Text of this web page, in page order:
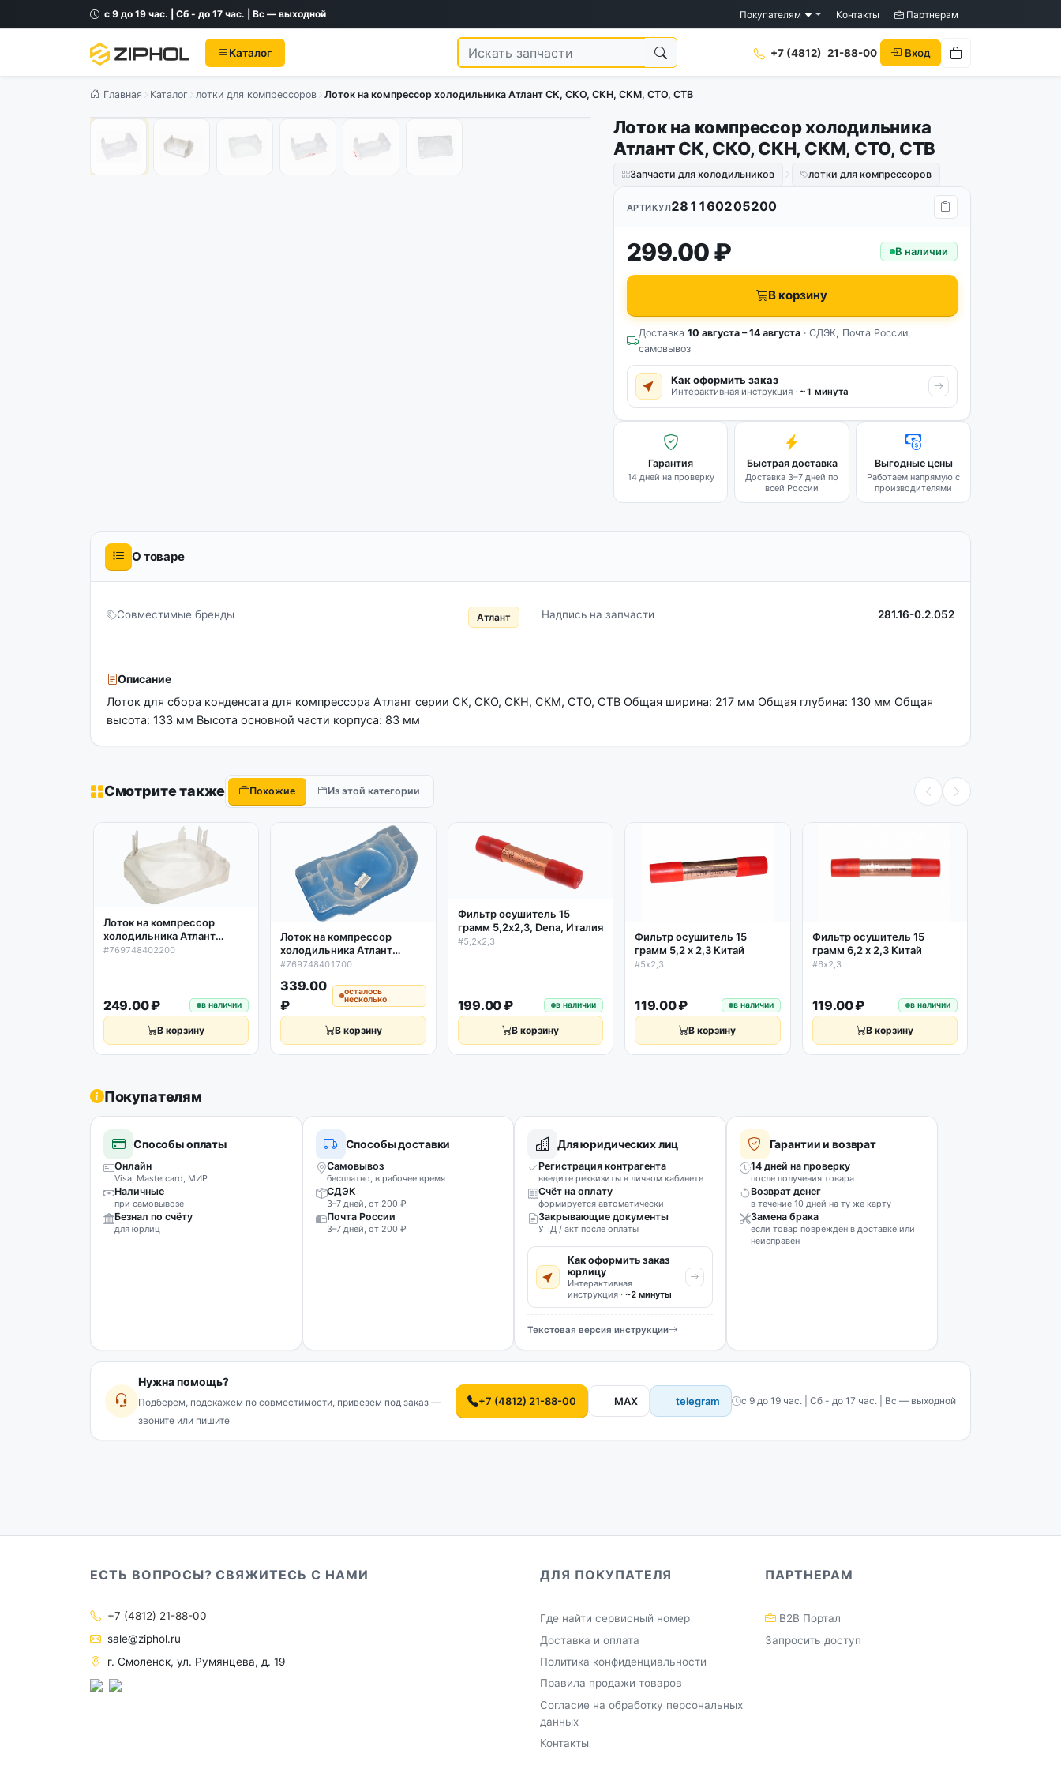
с 9 до 19 час. | Сб - до 17 час. | Вс — выходной Покупателям Контакты Партнерам
Каталог +7 (4812) 21-88-00 Вход
Главная Каталог лотки для компрессоров Лоток на компрессор холодильника Атлант СК, СКО, СКН, СКМ, СТО, CTB
Лоток на компрессор холодильника
Атлант СК, СКО, СКН, СКМ, СТО, CTB
Запчасти для холодильников лотки для компрессоров
АРТИКУЛ281160205200
299.00 ₽ В наличии
В корзину
Доставка 10 августа – 14 августа· СДЭК, Почта России,
самовывоз
Как оформить заказ
Интерактивная инструкция · ~1 минута
Гарантия
14 дней на проверку
Быстрая доставка
Доставка 3–7 дней по
всей России
Выгодные цены
Работаем напрямую с
производителями
О товаре
Совместимые бренды Атлант Надпись на запчасти 281.16-0.2.052
Описание
Лоток для сбора конденсата для компрессора Атлант серии СК, СКО, СКН, СКМ, СТО, CTB Общая ширина: 217 мм Общая глубина: 130 мм Общая
высота: 133 мм Высота основной части корпуса: 83 мм
Смотрите также Похожие Из этой категории
Лоток на компрессор
холодильника Атлант
769748402200
#769748402200
249.00 ₽ в наличии
В корзину
Лоток на компрессор
холодильника Атлант
769748401700 (стар. арт.
#769748401700
339.00
₽
осталось
несколько
В корзину
Фильтр осушитель 15
грамм 5,2х2,3, Dena, Италия
#5,2х2,3
199.00 ₽ в наличии
В корзину
Фильтр осушитель 15
грамм 5,2 х 2,3 Китай
#5х2,3
119.00 ₽ в наличии
В корзину
Фильтр осушитель 15
грамм 6,2 х 2,3 Китай
#6х2,3
119.00 ₽ в наличии
В корзину
Покупателям
Способы оплаты
Онлайн
Visa, Mastercard, МИР
Наличные
при самовывозе
Безнал по счёту
для юрлиц
Способы доставки
Самовывоз
бесплатно, в рабочее время
СДЭК
3–7 дней, от 200 ₽
Почта России
3–7 дней, от 200 ₽
Для юридических лиц
Регистрация контрагента
введите реквизиты в личном кабинете
Счёт на оплату
формируется автоматически
Закрывающие документы
УПД / акт после оплаты
Как оформить заказ
юрлицу
Интерактивная
инструкция · ~2 минуты
Текстовая версия инструкции
Гарантии и возврат
14 дней на проверку
после получения товара
Возврат денег
в течение 10 дней на ту же карту
Замена брака
если товар повреждён в доставке или
неисправен
Нужна помощь?
Подберем, подскажем по совместимости, привезем под заказ —
звоните или пишите
+7 (4812) 21-88-00 MAX telegram с 9 до 19 час. | Сб - до 17 час. | Вс — выходной
ЕСТЬ ВОПРОСЫ? СВЯЖИТЕСЬ С НАМИ
+7 (4812) 21-88-00
sale@ziphol.ru
г. Смоленск, ул. Румянцева, д. 19
ДЛЯ ПОКУПАТЕЛЯ
Где найти сервисный номер
Доставка и оплата
Политика конфиденциальности
Правила продажи товаров
Согласие на обработку персональных
данных
Контакты
ПАРТНЕРАМ
B2B Портал
Запросить доступ